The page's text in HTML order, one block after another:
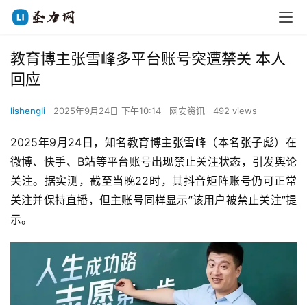
教育博主张雪峰多平台账号突遭禁关 本人
回应
lishengli 2025年9月24日 下午10:14 网安资讯 492 views
2025年9月24日，知名教育博主张雪峰（本名张子彪）在
微博、快手、B站等平台账号出现禁止关注状态，引发舆论
关注。据实测，截至当晚22时，其抖音矩阵账号仍可正常
关注并保持直播，但主账号同样显示”该用户被禁止关注”提
示。